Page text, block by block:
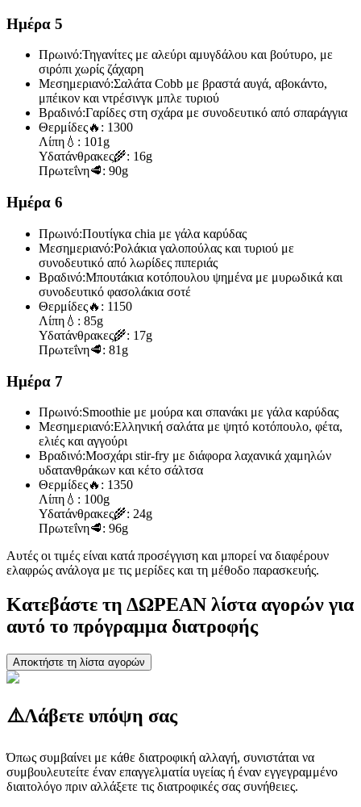
Ημέρα 5
Πρωινό:Τηγανίτες με αλεύρι αμυγδάλου και βούτυρο, με
σιρόπι χωρίς ζάχαρη
Μεσημεριανό:Σαλάτα Cobb με βραστά αυγά, αβοκάντο,
μπέικον και ντρέσινγκ μπλε τυριού
Βραδινό:Γαρίδες στη σχάρα με συνοδευτικό από σπαράγγια
Θερμίδες🔥: 1300
Λίπη 💧: 101g
Υδατάνθρακες🌾: 16g
Πρωτεΐνη🥩: 90g
Ημέρα 6
Πρωινό:Πουτίγκα chia με γάλα καρύδας
Μεσημεριανό:Ρολάκια γαλοπούλας και τυριού με
συνοδευτικό από λωρίδες πιπεριάς
Βραδινό:Μπουτάκια κοτόπουλου ψημένα με μυρωδικά και
συνοδευτικό φασολάκια σοτέ
Θερμίδες🔥: 1150
Λίπη 💧: 85g
Υδατάνθρακες🌾: 17g
Πρωτεΐνη🥩: 81g
Ημέρα 7
Πρωινό:Smoothie με μούρα και σπανάκι με γάλα καρύδας
Μεσημεριανό:Ελληνική σαλάτα με ψητό κοτόπουλο, φέτα,
ελιές και αγγούρι
Βραδινό:Μοσχάρι stir-fry με διάφορα λαχανικά χαμηλών
υδατανθράκων και κέτο σάλτσα
Θερμίδες🔥: 1350
Λίπη 💧: 100g
Υδατάνθρακες🌾: 24g
Πρωτεΐνη🥩: 96g
Αυτές οι τιμές είναι κατά προσέγγιση και μπορεί να διαφέρουν
ελαφρώς ανάλογα με τις μερίδες και τη μέθοδο παρασκευής.
Κατεβάστε τη ΔΩΡΕΑΝ λίστα αγορών για
αυτό το πρόγραμμα διατροφής
Αποκτήστε τη λίστα αγορών
⚠️Λάβετε υπόψη σας
Όπως συμβαίνει με κάθε διατροφική αλλαγή, συνιστάται να
συμβουλευτείτε έναν επαγγελματία υγείας ή έναν εγγεγραμμένο
διαιτολόγο πριν αλλάξετε τις διατροφικές σας συνήθειες.